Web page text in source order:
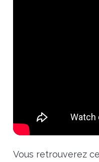
Vous retrouverez